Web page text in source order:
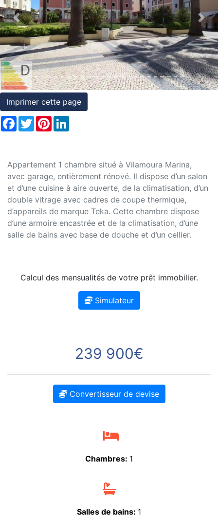
et
conditions
Témoignages
Conseils
Juridiques
Previous Next
Imprimer cette page
Facebook
TwitterPinterest
Appartement 1 chambre situé à Vilamoura Marina,
avec garage, entièrement rénové. Il dispose d’un salon
et d’une cuisine à aire ouverte, de la climatisation, d’un
double vitrage avec cadres de coupe thermique,
d’appareils de marque Teka. Cette chambre dispose
d’une armoire encastrée et de la climatisation, d’une
salle de bains avec base de douche et d’un cellier.
Calcul des mensualités de votre prêt immobilier.
Simulateur
239 900€
Convertisseur de devise
Chambres: 1
Salles de bains: 1